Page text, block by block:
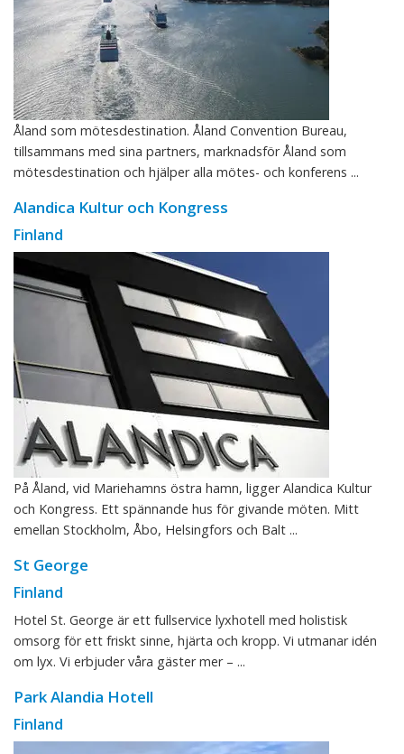
Åland som mötesdestination. Åland Convention Bureau,
tillsammans med sina partners, marknadsför Åland som
mötesdestination och hjälper alla mötes- och konferens ...
Alandica Kultur och Kongress
Finland
På Åland, vid Mariehamns östra hamn, ligger Alandica Kultur
och Kongress. Ett spännande hus för givande möten. Mitt
emellan Stockholm, Åbo, Helsingfors och Balt ...
St George
Finland
Hotel St. George är ett fullservice lyxhotell med holistisk
omsorg för ett friskt sinne, hjärta och kropp. Vi utmanar idén
om lyx. Vi erbjuder våra gäster mer – ...
Park Alandia Hotell
Finland